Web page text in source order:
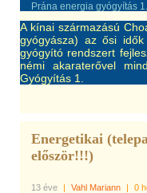
Prána energia gyógyítás
A kínai származású
gyógyásza) az ősi
gyógyító rendszert
némi akaraterővel
Gyógyítás 1.
Energetikai
először!!!)
13 éve | Vahl Mariann | 0